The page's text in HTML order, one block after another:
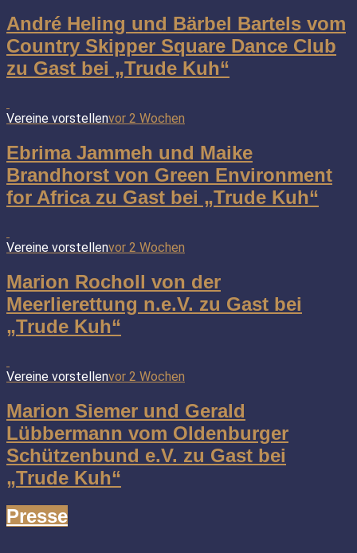
André Heling und Bärbel Bartels vom
Country Skipper Square Dance Club
zu Gast bei „Trude Kuh“
Vereine vorstellenvor 2 Wochen
Ebrima Jammeh und Maike
Brandhorst von Green Environment
for Africa zu Gast bei „Trude Kuh“
Vereine vorstellenvor 2 Wochen
Marion Rocholl von der
Meerlierettung n.e.V. zu Gast bei
„Trude Kuh“
Vereine vorstellenvor 2 Wochen
Marion Siemer und Gerald
Lübbermann vom Oldenburger
Schützenbund e.V. zu Gast bei
„Trude Kuh“
Presse